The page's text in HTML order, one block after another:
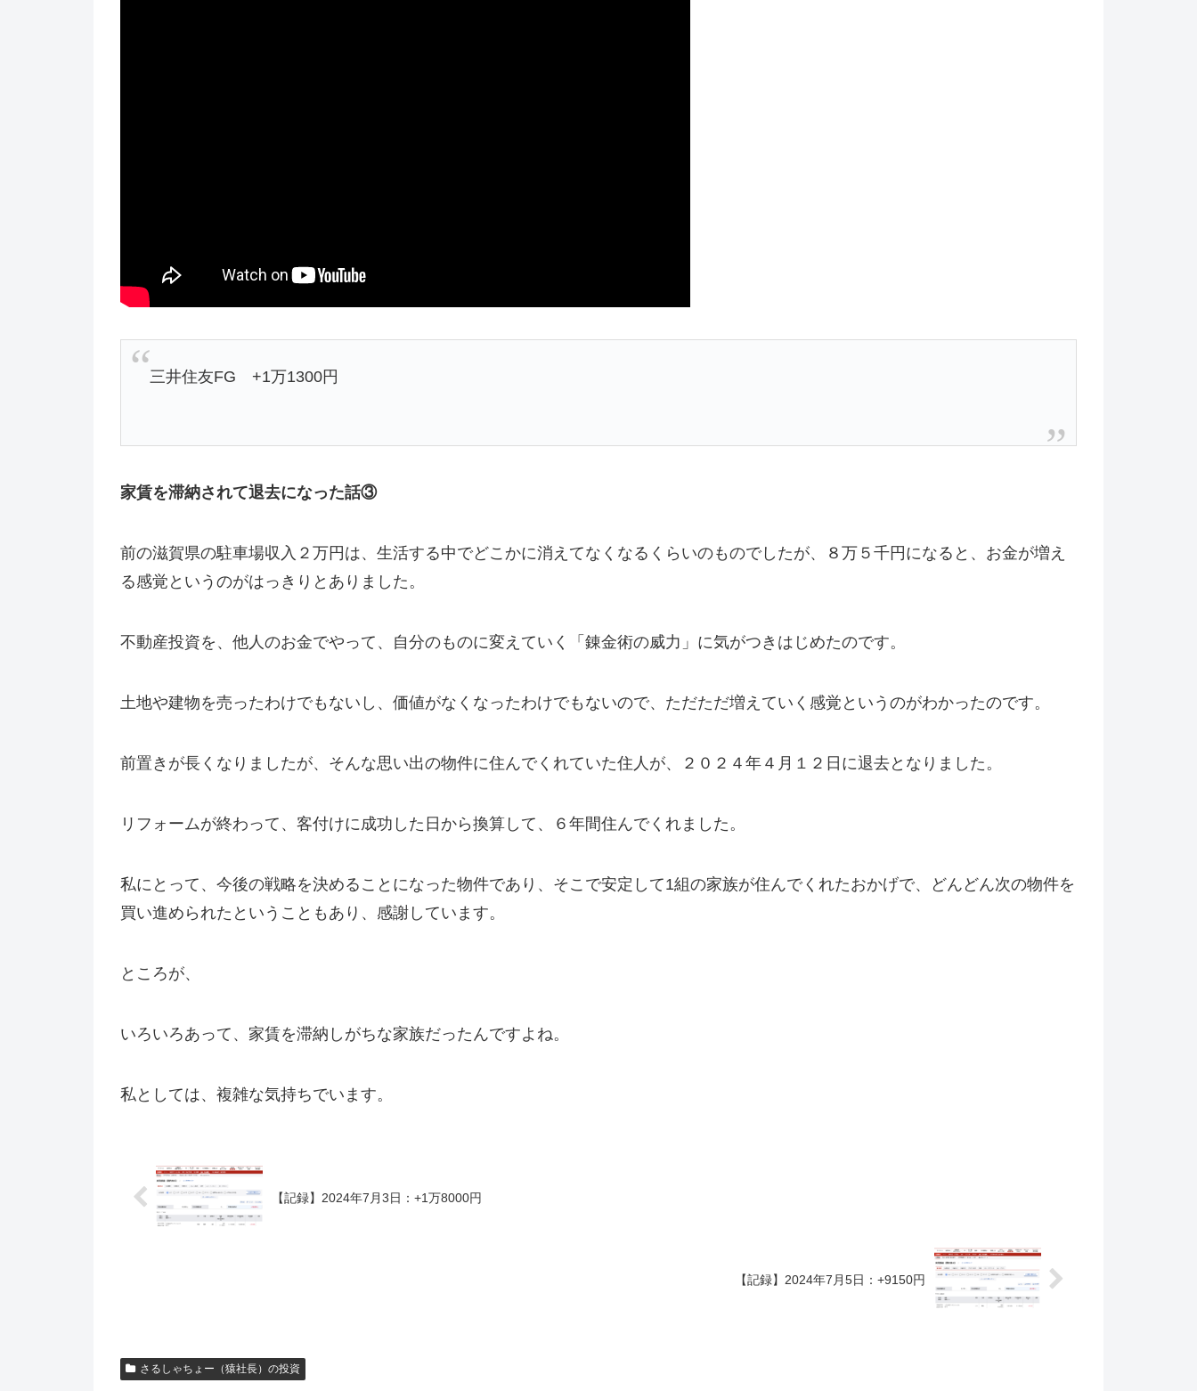
三井住友FG +1万1300円
家賃を滞納されて退去になった話③
前の滋賀県の駐車場収入２万円は、生活する中でどこかに消えてなくなるくらいのものでしたが、８万５千円になると、お金が増え
る感覚というのがはっきりとありました。
不動産投資を、他人のお金でやって、自分のものに変えていく「錬金術の威力」に気がつきはじめたのです。
土地や建物を売ったわけでもないし、価値がなくなったわけでもないので、ただただ増えていく感覚というのがわかったのです。
前置きが長くなりましたが、そんな思い出の物件に住んでくれていた住人が、２０２４年４月１２日に退去となりました。
リフォームが終わって、客付けに成功した日から換算して、６年間住んでくれました。
私にとって、今後の戦略を決めることになった物件であり、そこで安定して1組の家族が住んでくれたおかげで、どんどん次の物件を
買い進められたということもあり、感謝しています。
ところが、
いろいろあって、家賃を滞納しがちな家族だったんですよね。
私としては、複雑な気持ちでいます。
【記録】2024年7月3日：+1万8000円
【記録】2024年7月5日：+9150円
さるしゃちょー（猿社長）の投資